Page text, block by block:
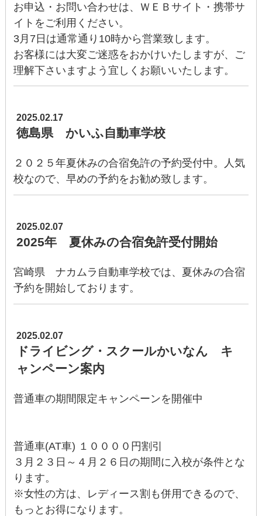
お申込・お問い合わせは、ＷＥＢサイト・携帯サ
イトをご利用ください。
3月7日は通常通り10時から営業致します。
お客様には大変ご迷惑をおかけいたしますが、ご
理解下さいますよう宜しくお願いいたします。
2025.02.17
徳島県 かいふ自動車学校
２０２５年夏休みの合宿免許の予約受付中。人気
校なので、早めの予約をお勧め致します。
2025.02.07
2025年 夏休みの合宿免許受付開始
宮崎県 ナカムラ自動車学校では、夏休みの合宿
予約を開始しております。
2025.02.07
ドライビング・スクールかいなん キ
ャンペーン案内
普通車の期間限定キャンペーンを開催中
普通車(AT車) １００００円割引
３月２３日～４月２６日の期間に入校が条件とな
ります。
※女性の方は、レディース割も併用できるので、
もっとお得になります。